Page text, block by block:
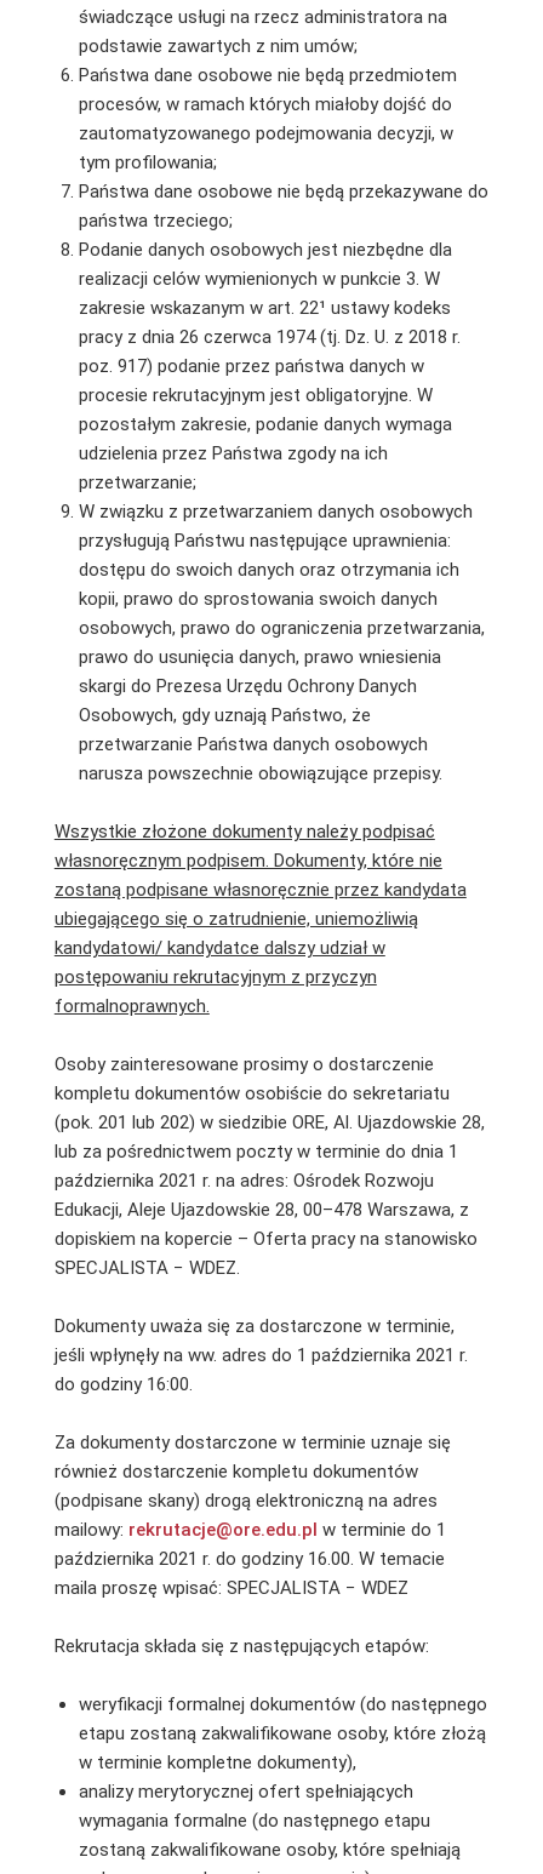
świadczące usługi na rzecz administratora na
podstawie zawartych z nim umów;
Państwa dane osobowe nie będą przedmiotem
procesów, w ramach których miałoby dojść do
zautomatyzowanego podejmowania decyzji, w
tym profilowania;
Państwa dane osobowe nie będą przekazywane do
państwa trzeciego;
Podanie danych osobowych jest niezbędne dla
realizacji celów wymienionych w punkcie 3. W
zakresie wskazanym w art. 22¹ ustawy kodeks
pracy z dnia 26 czerwca 1974 (tj. Dz. U. z 2018 r.
poz. 917) podanie przez państwa danych w
procesie rekrutacyjnym jest obligatoryjne. W
pozostałym zakresie, podanie danych wymaga
udzielenia przez Państwa zgody na ich
przetwarzanie;
W związku z przetwarzaniem danych osobowych
przysługują Państwu następujące uprawnienia:
dostępu do swoich danych oraz otrzymania ich
kopii, prawo do sprostowania swoich danych
osobowych, prawo do ograniczenia przetwarzania,
prawo do usunięcia danych, prawo wniesienia
skargi do Prezesa Urzędu Ochrony Danych
Osobowych, gdy uznają Państwo, że
przetwarzanie Państwa danych osobowych
narusza powszechnie obowiązujące przepisy.
Wszystkie złożone dokumenty należy podpisać
własnoręcznym podpisem. Dokumenty, które nie
zostaną podpisane własnoręcznie przez kandydata
ubiegającego się o zatrudnienie, uniemożliwią
kandydatowi/ kandydatce dalszy udział w
postępowaniu rekrutacyjnym z przyczyn
formalnoprawnych.
Osoby zainteresowane prosimy o dostarczenie
kompletu dokumentów osobiście do sekretariatu
(pok. 201 lub 202) w siedzibie ORE, Al. Ujazdowskie 28,
lub za pośrednictwem poczty w terminie do dnia 1
października 2021 r. na adres: Ośrodek Rozwoju
Edukacji, Aleje Ujazdowskie 28, 00–478 Warszawa, z
dopiskiem na kopercie – Oferta pracy na stanowisko
SPECJALISTA − WDEZ.
Dokumenty uważa się za dostarczone w terminie,
jeśli wpłynęły na ww. adres do 1 października 2021 r.
do godziny 16:00.
Za dokumenty dostarczone w terminie uznaje się
również dostarczenie kompletu dokumentów
(podpisane skany) drogą elektroniczną na adres
mailowy: rekrutacje@ore.edu.pl w terminie do 1
października 2021 r. do godziny 16.00. W temacie
maila proszę wpisać: SPECJALISTA − WDEZ
Rekrutacja składa się z następujących etapów:
weryfikacji formalnej dokumentów (do następnego
etapu zostaną zakwalifikowane osoby, które złożą
w terminie kompletne dokumenty),
analizy merytorycznej ofert spełniających
wymagania formalne (do następnego etapu
zostaną zakwalifikowane osoby, które spełniają